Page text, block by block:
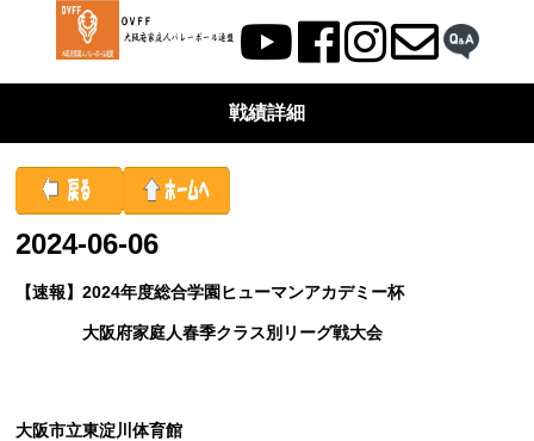
戦績詳細
2024-06-06
【速報】2024年度総合学園ヒューマンアカデミー杯
大阪府家庭人春季クラス別リーグ戦大会
大阪市立東淀川体育館